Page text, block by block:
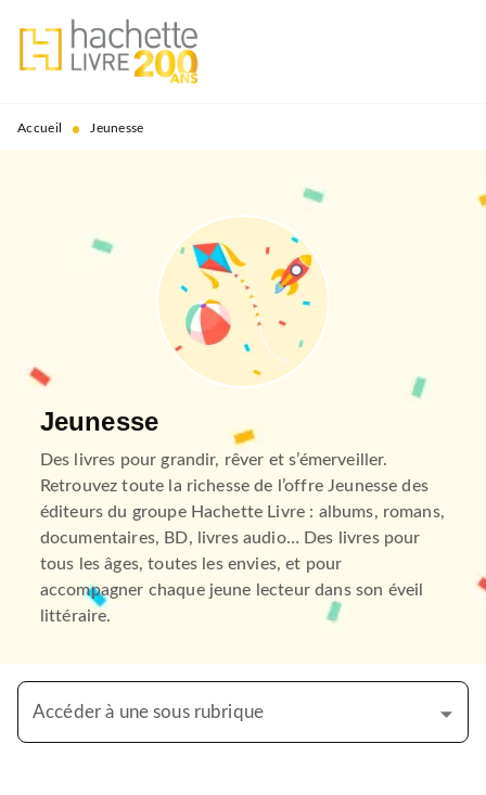
MENU RECHERCHE
PIED DE PAGE
Accueil • Jeunesse
Jeunesse
Des livres pour grandir, rêver et s’émerveiller.
Retrouvez toute la richesse de l’offre Jeunesse des
éditeurs du groupe Hachette Livre : albums, romans,
documentaires, BD, livres audio… Des livres pour
tous les âges, toutes les envies, et pour
accompagner chaque jeune lecteur dans son éveil
littéraire.
Accéder à une sous rubrique